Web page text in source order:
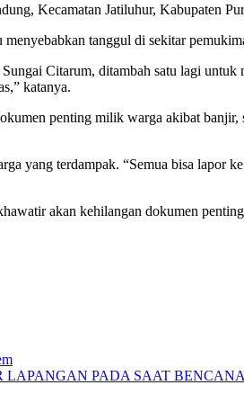
Kecamatan Jatiluhur, Kabupaten
tanggul di sekitar
Citarum, ditambah satu lagi
katanya.
penting milik warga akibat
yang terdampak. “Semua bisa
akan kehilangan dokumen
PADA SAAT